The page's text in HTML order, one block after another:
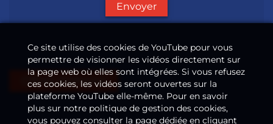
Envoyer
Offres d'emploi
Ce site utilise des cookies de YouTube pour vous
permettre de visionner les vidéos directement sur
la page web où elles sont intégrées. Si vous refusez
ces cookies, les vidéos seront ouvertes sur la
plateforme YouTube elle-même. Pour en savoir
plus sur notre politique de gestion des cookies,
vous pouvez consulter la page dédiée en cliquant